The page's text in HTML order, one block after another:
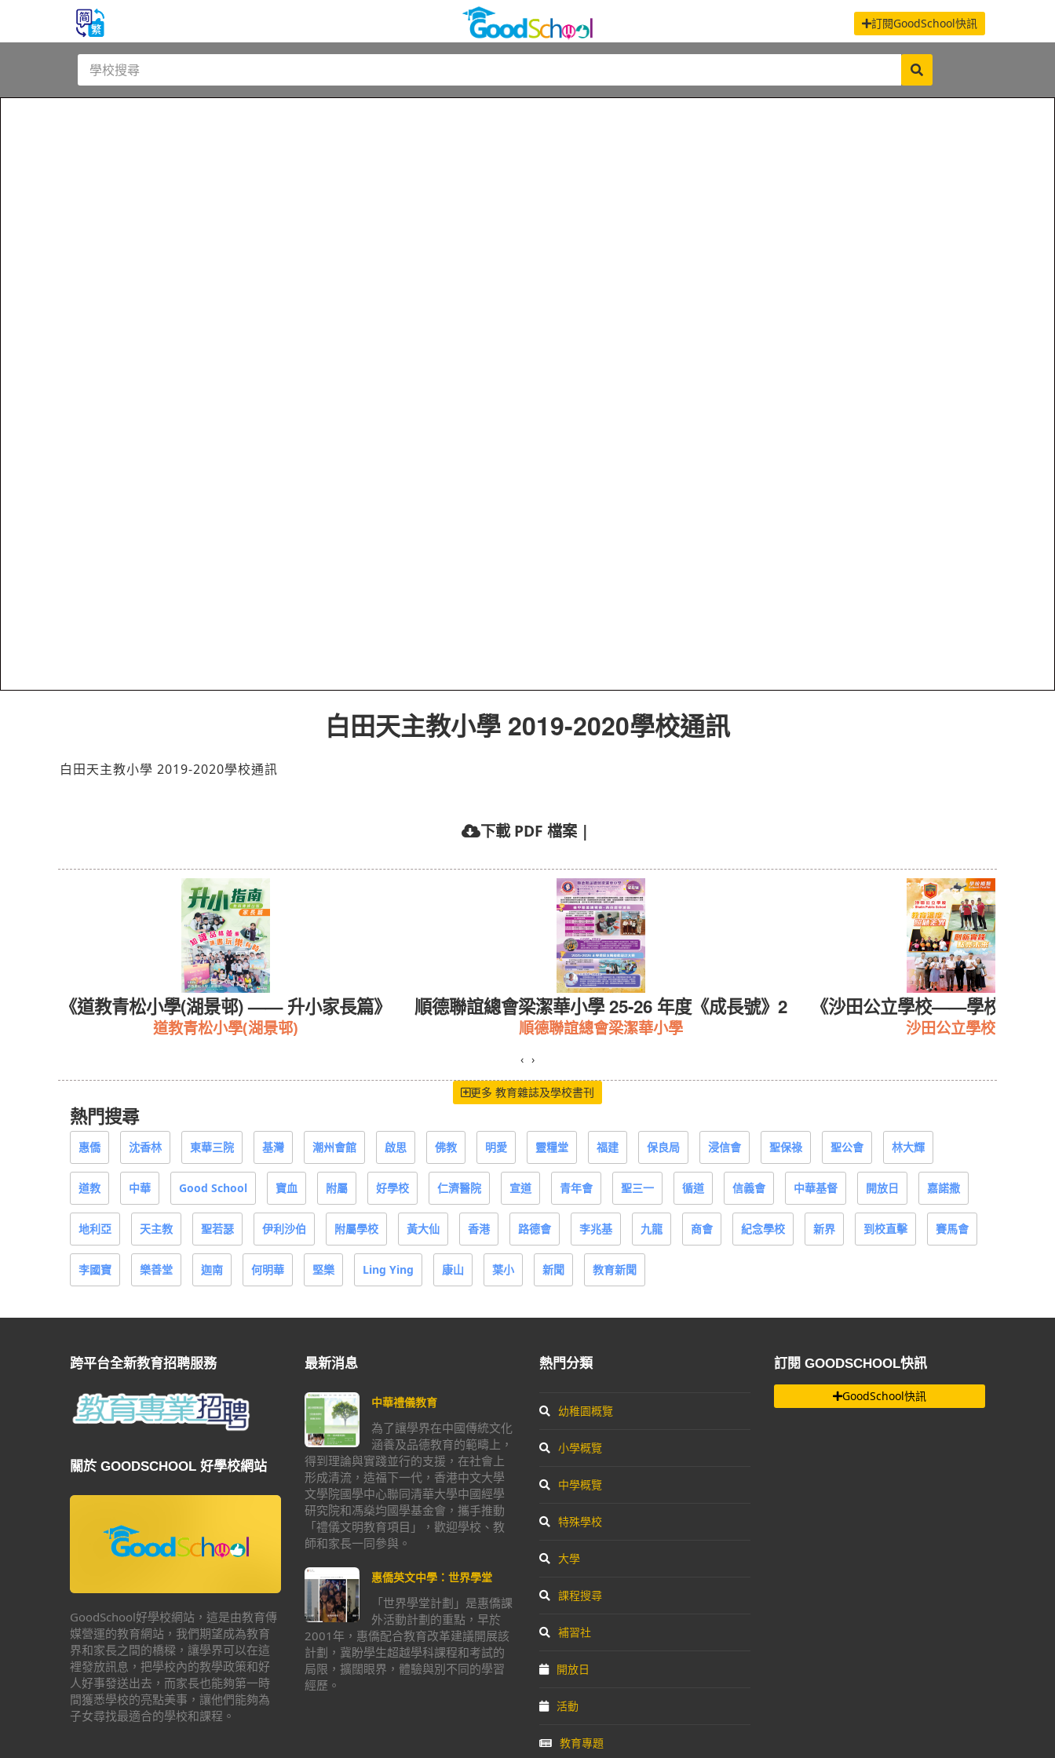
訂閱GoodSchool快訊
白田天主教小學 2019-2020學校通訊
白田天主教小學 2019-2020學校通訊
下載 PDF 檔案 |
《道教青松小學(湖景邨) —— 升小家長篇》
道教青松小學(湖景邨)
順德聯誼總會梁潔華小學 25-26 年度《成長號》2
順德聯誼總會梁潔華小學
《沙田公立學校——學校概覧
沙田公立學校
‹ ›
更多 教育雜誌及學校書刊
熱門搜尋
惠僑 沈香林 東華三院 基灣 潮州會館 啟思 佛教 明愛 靈糧堂 福建 保良局 浸信會 聖保祿 聖公會 林大輝
道教 中華 Good School 寶血 附屬 好學校 仁濟醫院 宣道 青年會 聖三一 循道 信義會 中華基督 開放日 嘉諾撒
地利亞 天主教 聖若瑟 伊利沙伯 附屬學校 黃大仙 香港 路德會 李兆基 九龍 商會 紀念學校 新界 到校直擊 賽馬會
李國寶 樂善堂 迦南 何明華 堅樂 Ling Ying 康山 葉小 新聞 教育新聞
跨平台全新教育招聘服務
關於 GOODSCHOOL 好學校網站
GoodSchool好學校網站，這是由教育傳
媒營運的教育網站，我們期望成為教育
界和家長之間的橋樑，讓學界可以在這
裡發放訊息，把學校內的教學政策和好
人好事發送出去，而家長也能夠第一時
間獲悉學校的亮點美事，讓他們能夠為
子女尋找最適合的學校和課程。
最新消息
中華禮儀教育
為了讓學界在中國傳統文化
涵養及品德教育的範疇上，
得到理論與實踐並行的支援，在社會上
形成清流，造福下一代，香港中文大學
文學院國學中心聯同清華大學中國經學
研究院和馮燊均國學基金會，攜手推動
「禮儀文明教育項目」，歡迎學校、教
師和家長一同參與。
惠僑英文中學：世界學堂
「世界學堂計劃」是惠僑課
外活動計劃的重點，早於
2001年，惠僑配合教育改革建議開展該
計劃，冀盼學生超越學科課程和考試的
局限，擴闊眼界，體驗與別不同的學習
經歷。
熱門分類
幼稚園概覽
小學概覽
中學概覽
特殊學校
大學
課程搜尋
補習社
開放日
活動
教育專題
訂閱 GOODSCHOOL快訊
GoodSchool快訊